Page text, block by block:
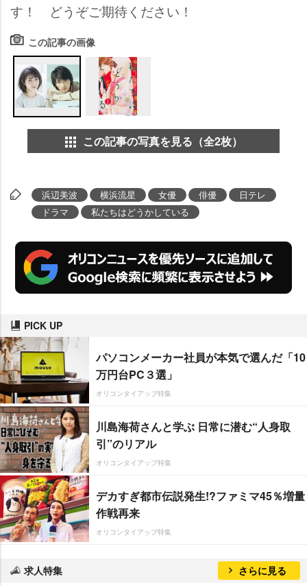
す！ どうぞご期待ください！
この記事の画像
この記事の写真を見る（全2枚）
浜辺美波 横浜流星 女優 俳優
日テレ
ドラマ
私たちはどうかしている
PICK UP
パソコンメーカー社員が本気で選んだ「10
万円台PC３選」
オリコンタイアップ特集
川島海荷さんと学ぶ 日常に潜む“人身取
引”のリアル
オリコンタイアップ特集
デカすぎ都市伝説発生!?ファミマ45％増量
作戦再来
オリコンタイアップ特集
求人特集 さらに見る